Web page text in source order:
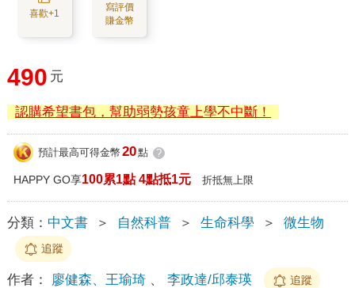
喜歡+1
寫評價
賺金幣
490 元
認購希望書包，幫助弱勢孩童上學不中斷！
預計最高可得金幣 20點 ?
HAPPY GO享100累1點 4點抵1元 折抵無上限
分類： 中文書 ＞ 自然科普 ＞ 生命科學 ＞ 微生物
追蹤
作者： 廖健森、王瑜琦、 李政達/邱泰瑛 追蹤